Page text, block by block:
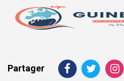
Partager